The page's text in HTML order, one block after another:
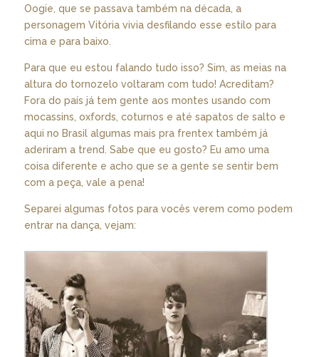
Oogie, que se passava também na década, a
personagem Vitória vivia desfilando esse estilo para
cima e para baixo.
Para que eu estou falando tudo isso? Sim, as meias na
altura do tornozelo voltaram com tudo! Acreditam?
Fora do país já tem gente aos montes usando com
mocassins, oxfords, coturnos e até sapatos de salto e
aqui no Brasil algumas mais pra frentex também já
aderiram a trend. Sabe que eu gosto? Eu amo uma
coisa diferente e acho que se a gente se sentir bem
com a peça, vale a pena!
Separei algumas fotos para vocês verem como podem
entrar na dança, vejam: